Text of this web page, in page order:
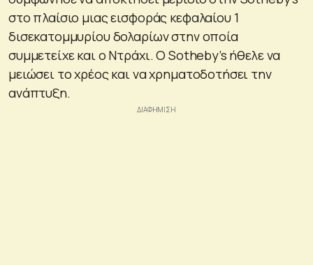
στο πλαίσιο μιας εισφοράς κεφαλαίου 1
δισεκατομμυρίου δολαρίων στην οποία
συμμετείχε και ο Ντράχι. Ο Sotheby’s ήθελε να
μειώσει το χρέος και να χρηματοδοτήσει την
ανάπτυξη.